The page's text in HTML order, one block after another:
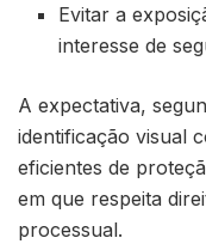
Evitar a
interesse de
A expectativa,
identificação visual
eficientes de
em que respeita
processual.